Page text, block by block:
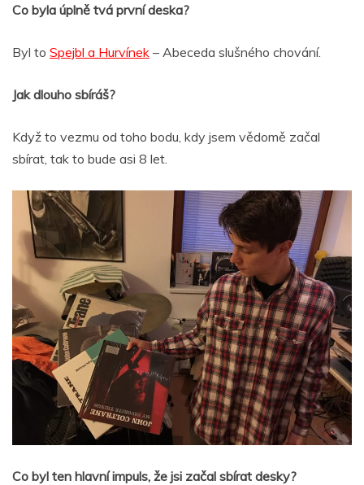
Co byla úplně tvá první deska?
Byl to Spejbl a Hurvínek – Abeceda slušného chování.
Jak dlouho sbíráš?
Když to vezmu od toho bodu, kdy jsem vědomě začal
sbírat, tak to bude asi 8 let.
Co byl ten hlavní impuls, že jsi začal sbírat desky?